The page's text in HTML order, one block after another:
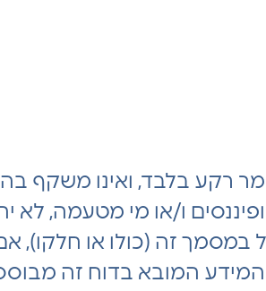
רקע בלבד, ואינו משקף
ו/או מי מטעמה, לא
זה (כולו או חלקו), אם
המובא בדוח זה מבוסס